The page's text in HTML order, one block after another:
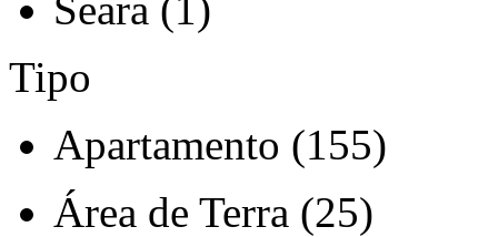
Tipo
Apartamento (155)
Área de Terra (25)